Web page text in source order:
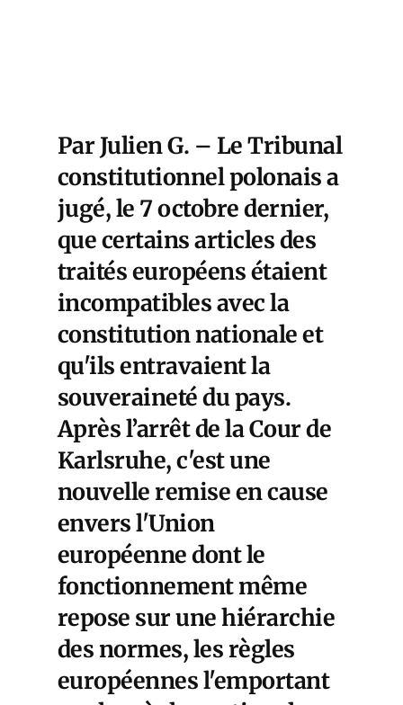
Par Julien G. – Le Tribunal
constitutionnel polonais a
jugé, le 7 octobre dernier,
que certains articles des
traités européens étaient
incompatibles avec la
constitution nationale et
qu'ils entravaient la
souveraineté du pays.
Après l’arrêt de la Cour de
Karlsruhe, c'est une
nouvelle remise en cause
envers l'Union
européenne dont le
fonctionnement même
repose sur une hiérarchie
des normes, les règles
européennes l'emportant